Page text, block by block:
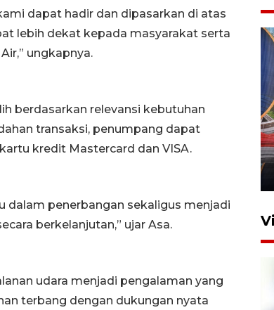
dapat hadir dan dipasarkan di atas
lebih dekat kepada masyarakat serta
ungkapnya.
berdasarkan relevansi kebutuhan
transaksi, penumpang dapat
kredit Mastercard dan VISA.
dalam penerbangan sekaligus menjadi
berkelanjutan,” ujar Asa.
udara menjadi pengalaman yang
terbang dengan dukungan nyata
Komisi V DPR tinjau
perlintasan sebidang di
Stasiun Bogor